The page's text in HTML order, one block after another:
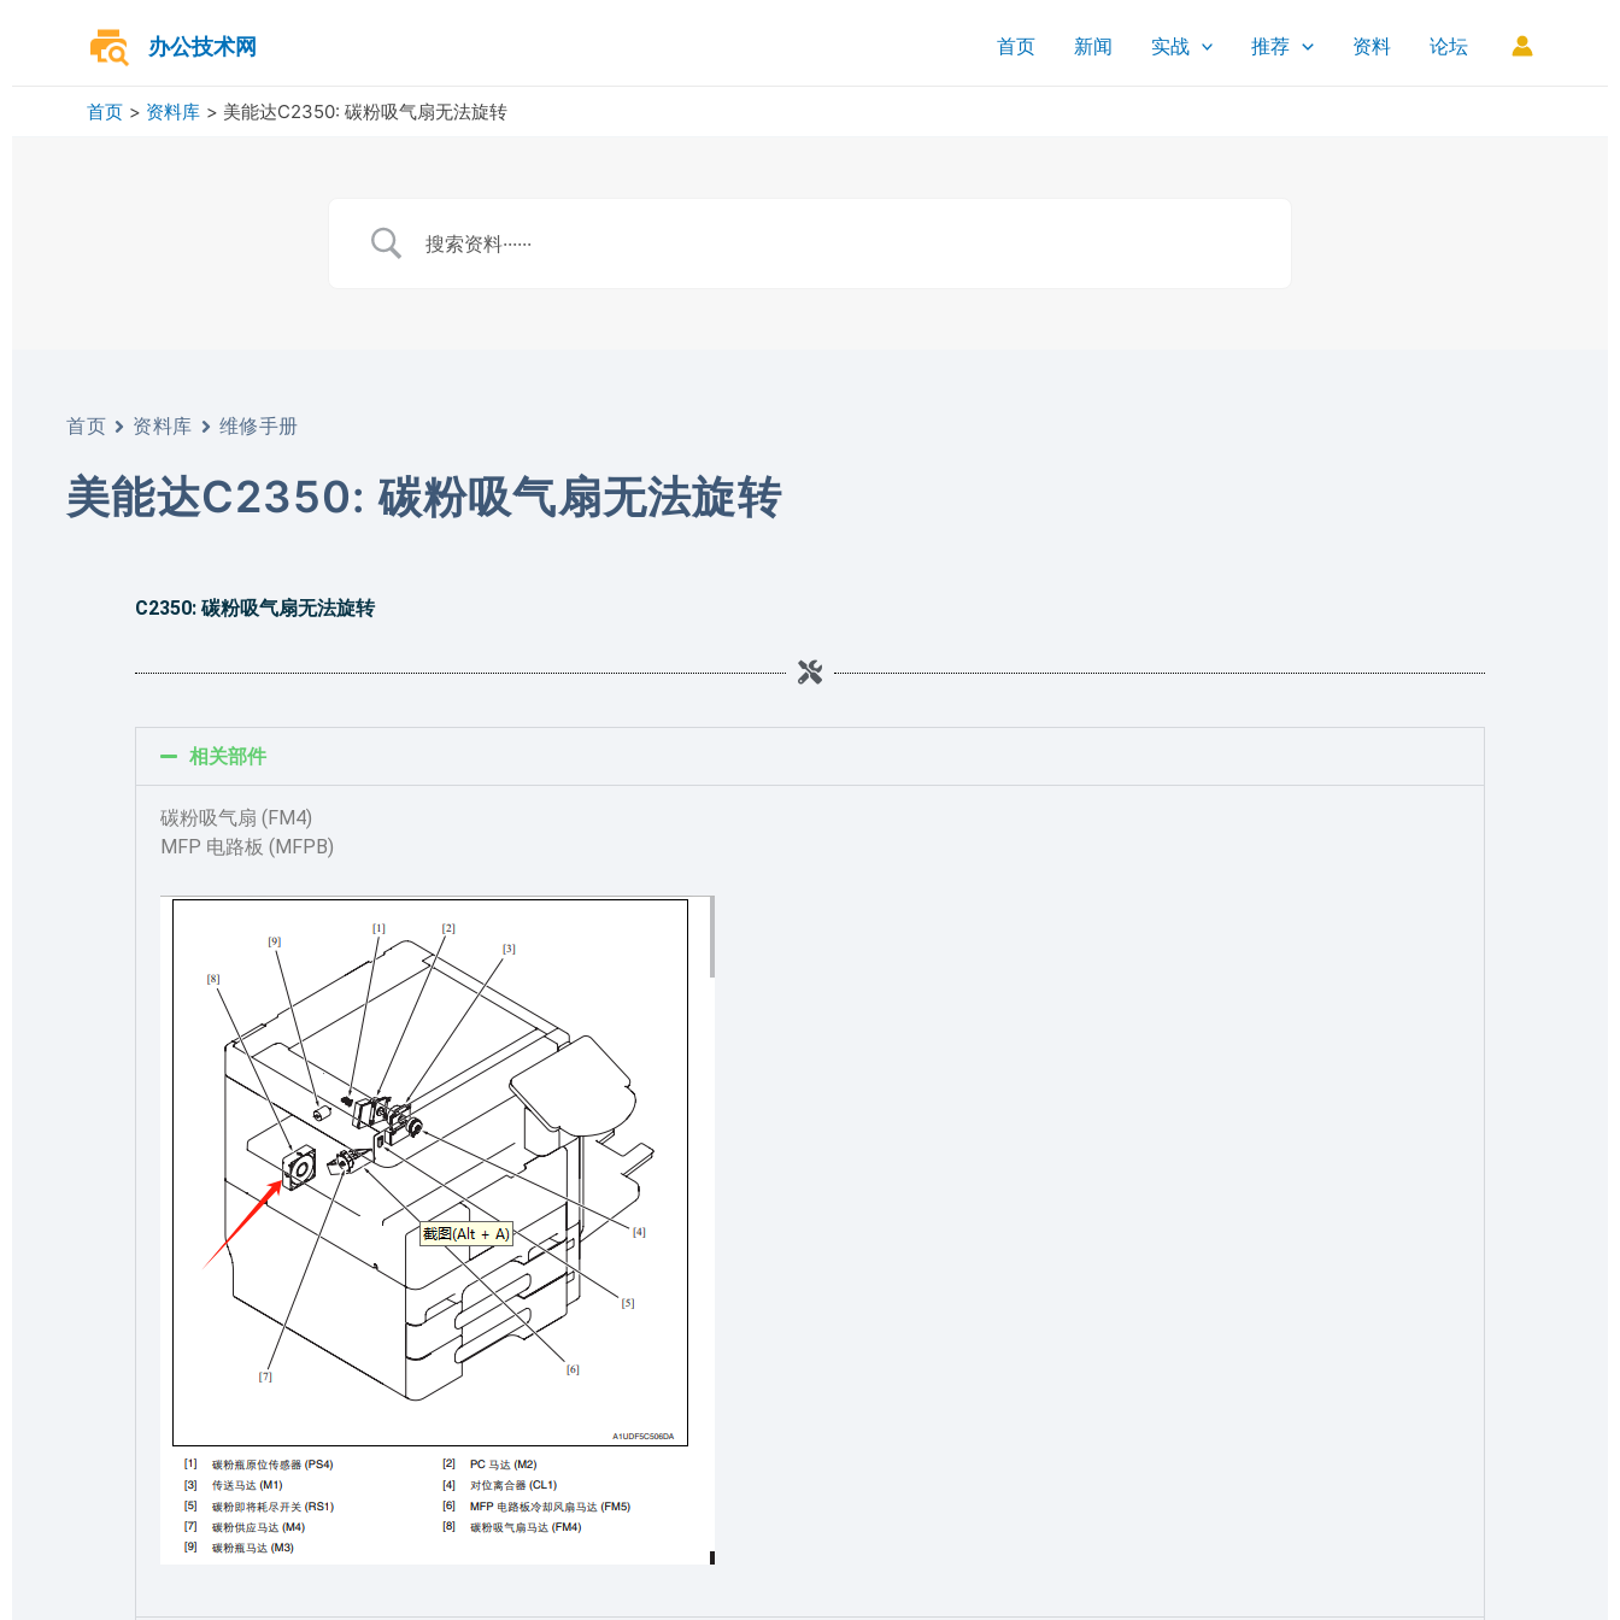
办公技术网 首页 新闻 实战 推荐 资料 论坛
首页 资料库 美能达C2350: 碳粉吸气扇无法旋转
首页 资料库 维修手册
美能达C2350: 碳粉吸气扇无法旋转
C2350: 碳粉吸气扇无法旋转
相关部件
碳粉吸气扇 (FM4)
MFP 电路板 (MFPB)